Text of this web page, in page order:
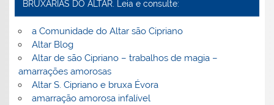
BRUXARIAS DO ALTAR. Leia e consulte:
a Comunidade do Altar são Cipriano
Altar Blog
Altar de são Cipriano – trabalhos de magia –
amarrações amorosas
Altar S. Cipriano e bruxa Évora
amarração amorosa infalível